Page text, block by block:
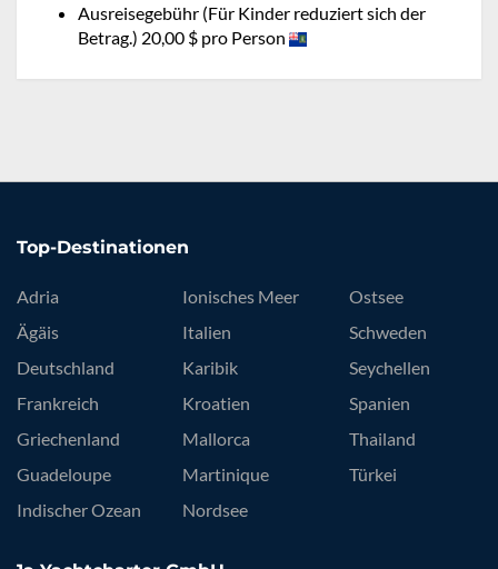
Ausreisegebühr (Für Kinder reduziert sich der
Betrag.) 20,00 $ pro Person
Top-Destinationen
Adria
Ägäis
Deutschland
Frankreich
Griechenland
Guadeloupe
Indischer Ozean
Ionisches Meer
Italien
Karibik
Kroatien
Mallorca
Martinique
Nordsee
Ostsee
Schweden
Seychellen
Spanien
Thailand
Türkei